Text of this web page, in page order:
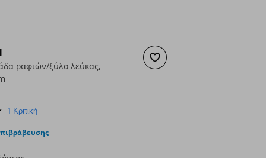
Προσθήκη στα αγαπημένα
ραφιών/ξύλο λεύκας,
τιμή
5.0
rating
1 Κριτική